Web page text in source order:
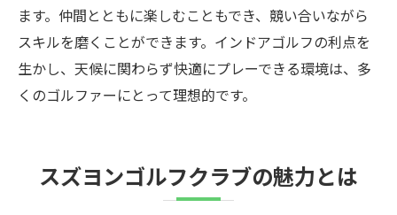
ます。仲間とともに楽しむこともでき、競い合いながら
スキルを磨くことができます。インドアゴルフの利点を
生かし、天候に関わらず快適にプレーできる環境は、多
くのゴルファーにとって理想的です。
スズヨンゴルフクラブの魅力とは